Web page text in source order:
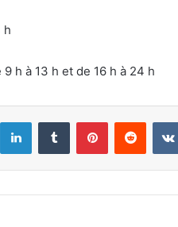
h
h à 13 h et de 16 h à 24 h
LinkedinTumblr PinterestReddit